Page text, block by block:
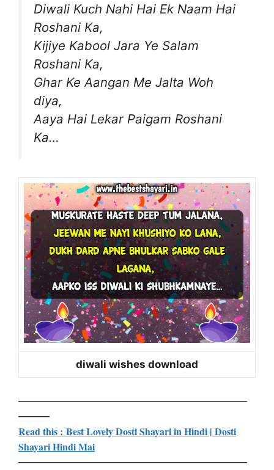
Diwali Kuch Nahi Hai Ek Naam Hai
Roshani Ka,
Kijiye Kabool Jara Ye Salam
Roshani Ka,
Ghar Ke Aangan Me Jalta Woh
diya,
Aaya Hai Lekar Paigam Roshani
Ka…
diwali wishes download
——————————————————————
———
Read this : Best Lovely Dosti Shayari in Hindi | Dosti
Shayari Hindi Mai
——————————————————————